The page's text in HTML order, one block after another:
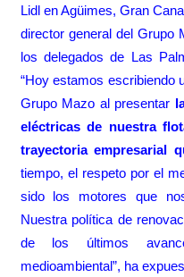
Lidl en Agüimes, Gran
director general del Grupo
los delegados de Las
“Hoy estamos escribiendo
Grupo Mazo al presentar
eléctricas de nuestra
trayectoria empresarial
tiempo, el respeto por el
sido los motores que
Nuestra política de
de los últimos
medioambiental”, ha